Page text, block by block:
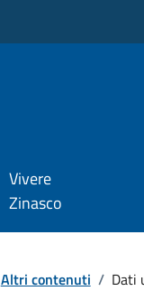
Vivere
Zinasco
Altri contenuti / Dati